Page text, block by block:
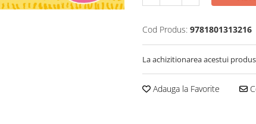
Cod Produs: 9781801313216
La achizitionarea acestui
Adauga la Favorite